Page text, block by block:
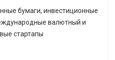
бумаги, инвестиционные
валютный и
стартапы